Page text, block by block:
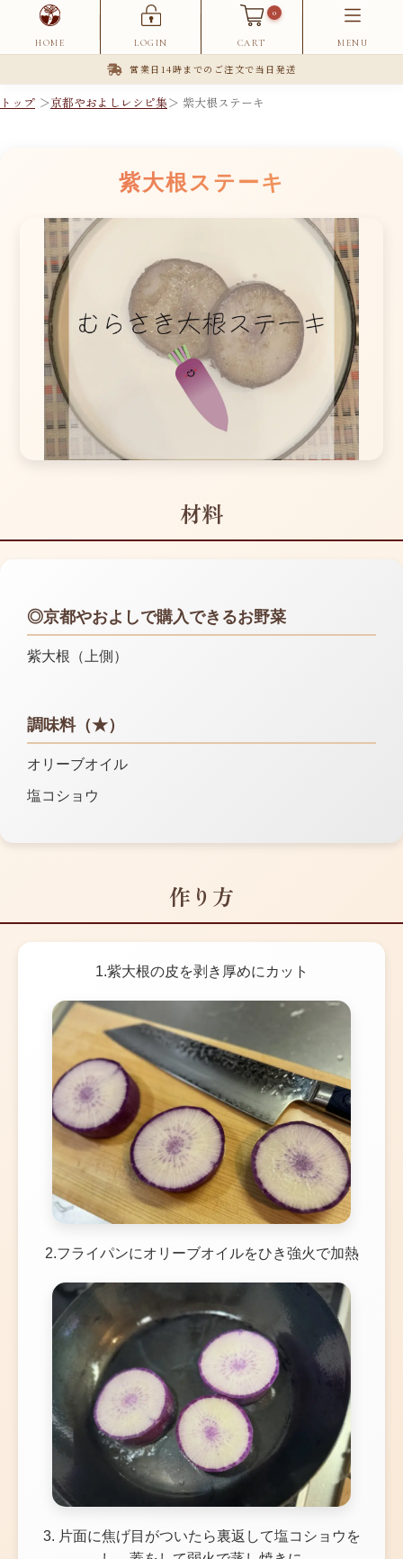
HOME LOGIN CART
0
MENU
営業日14時までのご注文で当日発送
トップ ＞京都やおよしレシピ集＞ 紫大根ステーキ
紫大根ステーキ
材料
◎京都やおよしで購入できるお野菜
紫大根（上側）
調味料（★）
オリーブオイル
塩コショウ
作り方
1.紫大根の皮を剥き厚めにカット
2.フライパンにオリーブオイルをひき強火で加熱
3. 片面に焦げ目がついたら裏返して塩コショウを